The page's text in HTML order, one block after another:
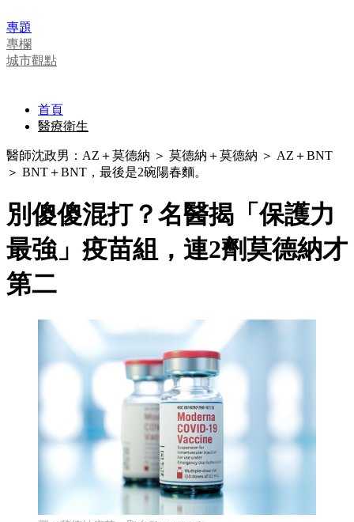
專題
專欄
城市觀點
首頁
醫療衛生
醫師沈政男：AZ＋莫德納 ＞ 莫德納＋莫德納 ＞ AZ＋BNT
＞ BNT＋BNT，最後是2碗陽春麵。
別傻傻混打？名醫揭「保護力
最強」疫苗組，連2劑莫德納才
第二